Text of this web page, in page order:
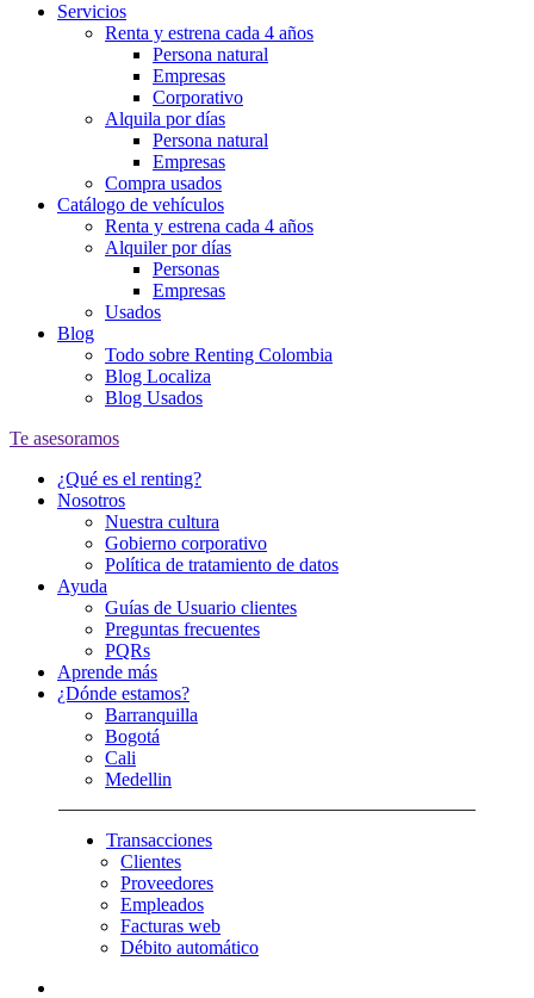
Servicios
Renta y estrena cada 4 años
Persona natural
Empresas
Corporativo
Alquila por días
Persona natural
Empresas
Compra usados
Catálogo de vehículos
Renta y estrena cada 4 años
Alquiler por días
Personas
Empresas
Usados
Blog
Todo sobre Renting Colombia
Blog Localiza
Blog Usados
Te asesoramos
¿Qué es el renting?
Nosotros
Nuestra cultura
Gobierno corporativo
Política de tratamiento de datos
Ayuda
Guías de Usuario clientes
Preguntas frecuentes
PQRs
Aprende más
¿Dónde estamos?
Barranquilla
Bogotá
Cali
Medellin
Transacciones
Clientes
Proveedores
Empleados
Facturas web
Débito automático